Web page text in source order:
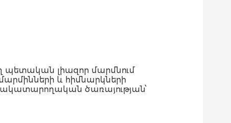
պետական լիազոր մարմնում
և հիմնարկների
ծառայության՝